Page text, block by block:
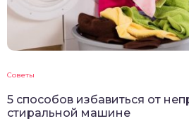
Советы
5 способов избавиться от
стиральной машине